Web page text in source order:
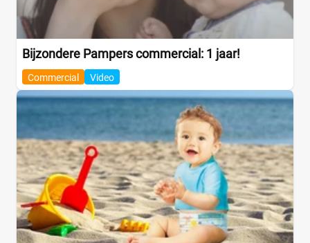
Bijzondere Pampers commercial: 1 jaar!
Commercial Video